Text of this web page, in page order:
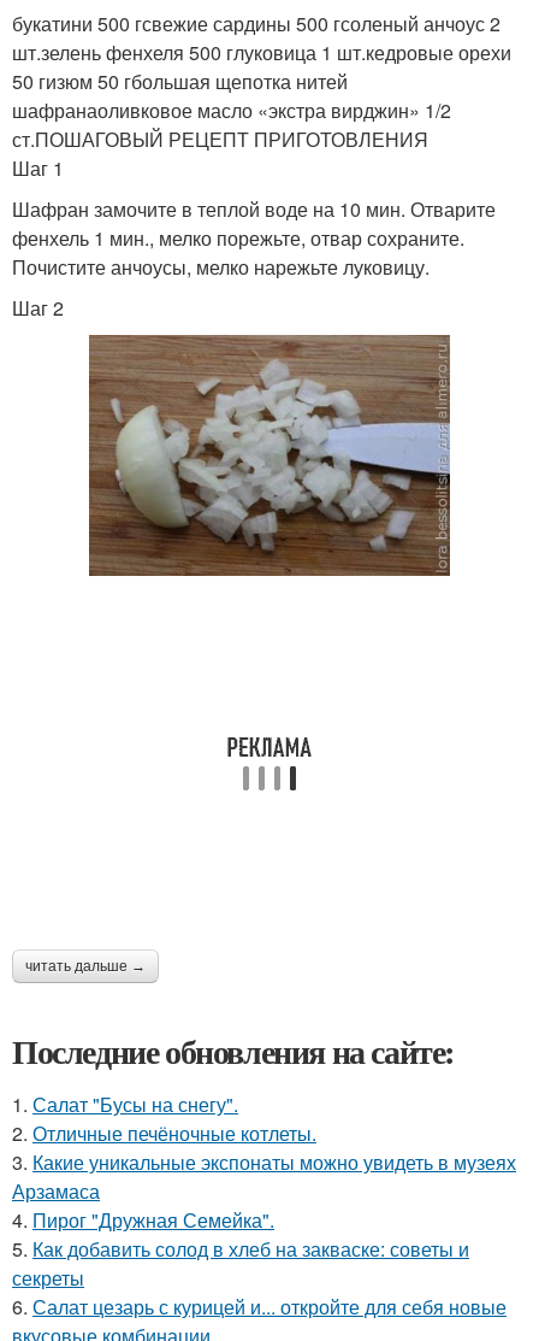
букатини 500 гсвежие сардины 500 гсоленый анчоус 2
шт.зелень фенхеля 500 глуковица 1 шт.кедровые орехи
50 гизюм 50 гбольшая щепотка нитей
шафранаоливковое масло «экстра вирджин» 1/2
ст.ПОШАГОВЫЙ РЕЦЕПТ ПРИГОТОВЛЕНИЯ
Шаг 1
Шафран замочите в теплой воде на 10 мин. Отварите
фенхель 1 мин., мелко порежьте, отвар сохраните.
Почистите анчоусы, мелко нарежьте луковицу.
Шаг 2
читать дальше →
Последние обновления на сайте:
1. Салат "Бусы на снегу".
2. Отличные печёночные котлеты.
3. Какие уникальные экспонаты можно увидеть в музеях
Арзамаса
4. Пирог "Дружная Семейка".
5. Как добавить солод в хлеб на закваске: советы и
секреты
6. Салат цезарь с курицей и... откройте для себя новые
вкусовые комбинации